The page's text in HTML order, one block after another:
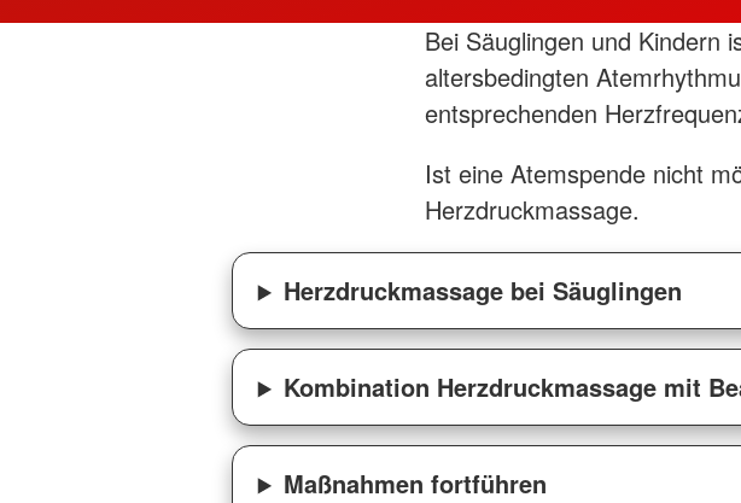
Bei Säuglingen und Kindern
altersbedingten
entsprechenden
Ist eine Atemspende nicht
Herzdruckmassage.
Herzdruckmassage bei Säuglingen
Kombination Herzdruckmassage mit
Maßnahmen fortführen